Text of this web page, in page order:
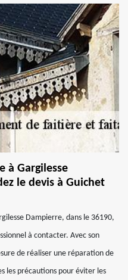
à Gargilesse
le devis à Guichet
Dampierre, dans le 36190,
à contacter. Avec son
de réaliser une réparation de
les précautions pour éviter les